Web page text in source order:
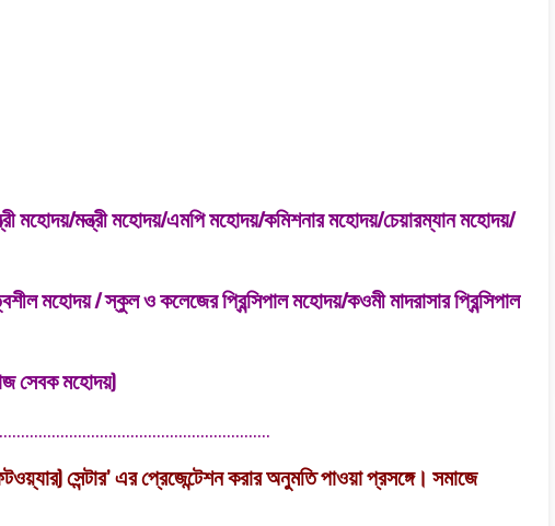
মহোদয়/মন্ত্রী মহোদয়/এমপি মহোদয়/কমিশনার মহোদয়/চেয়ারম্যান মহোদয়/
মহোদয় / স্কুল ও কলেজের প্রিন্সিপাল মহোদয়/কওমী মাদরাসার প্রিন্সিপাল
সেবক মহোদয়)
সেন্টার’ এর প্রেজেন্টেশন করার অনুমতি পাওয়াপ্রসঙ্গে। সমাজে